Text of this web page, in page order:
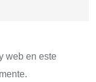
web en este